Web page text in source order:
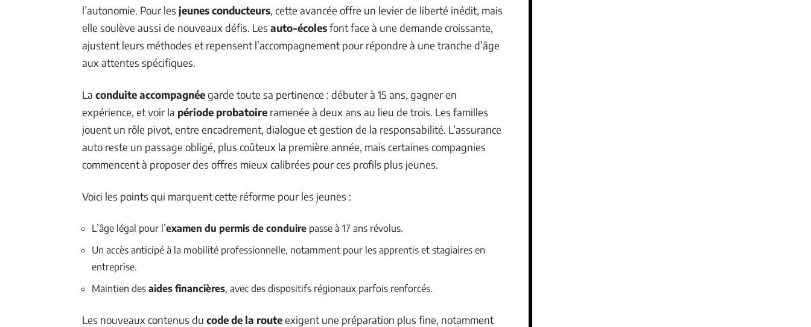
l’autonomie. Pour les jeunes conducteurs, cette avancée offre un levier de liberté inédit, mais
elle soulève aussi de nouveaux défis. Les auto-écolesfont face à une demande croissante,
ajustent leurs méthodes et repensent l’accompagnement pour répondre à une tranche d’âge
aux attentes spécifiques.
La conduite accompagnéegarde toute sa pertinence : débuter à 15 ans, gagner en
expérience, et voir la période probatoire ramenée à deux ans au lieu de trois. Les familles
jouent un rôle pivot, entre encadrement, dialogue et gestion de la responsabilité. L’assurance
auto reste un passage obligé, plus coûteux la première année, mais certaines compagnies
commencent à proposer des offres mieux calibrées pour ces profils plus jeunes.
Voici les points qui marquent cette réforme pour les jeunes :
L’âge légal pour l’examen du permis de conduire passe à 17 ans révolus.
Un accès anticipé à la mobilité professionnelle, notamment pour les apprentis et stagiaires en
entreprise.
Maintien des aides financières, avec des dispositifs régionaux parfois renforcés.
Les nouveaux contenus du code de la routeexigent une préparation plus fine, notamment